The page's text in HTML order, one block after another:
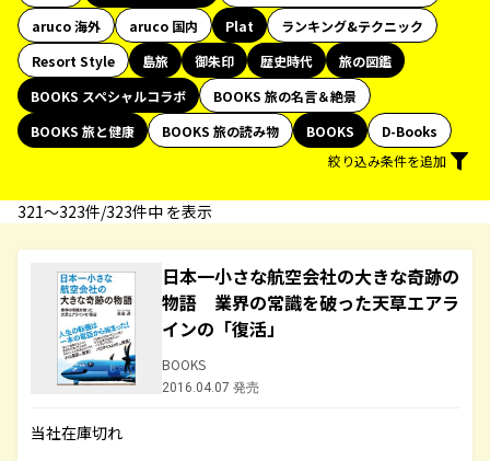
aruco 海外
aruco 国内 Plat
ランキング&テクニック
Resort Style
島旅 御朱印 歴史時代
旅の図鑑
BOOKS スペシャルコラボ
BOOKS 旅の名言＆絶景
BOOKS 旅と健康
BOOKS 旅の読み物 BOOKS
D-Books
絞り込み条件を追加
321〜323件/323件中 を表示
日本一小さな航空会社の大きな奇跡の
物語 業界の常識を破った天草エアラ
インの「復活」
BOOKS
2016.04.07 発売
当社在庫切れ